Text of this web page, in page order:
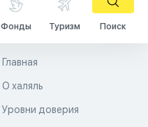
Фонды Туризм Поиск
Главная
О халяль
Уровни доверия